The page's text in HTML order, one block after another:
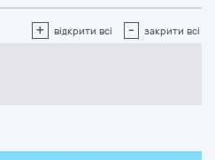
+ відкрити всі - закрити всі